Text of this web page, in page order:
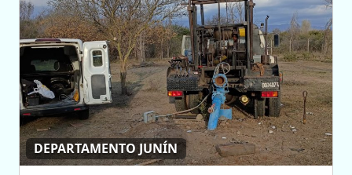
DEPARTAMENTO JUNÍN